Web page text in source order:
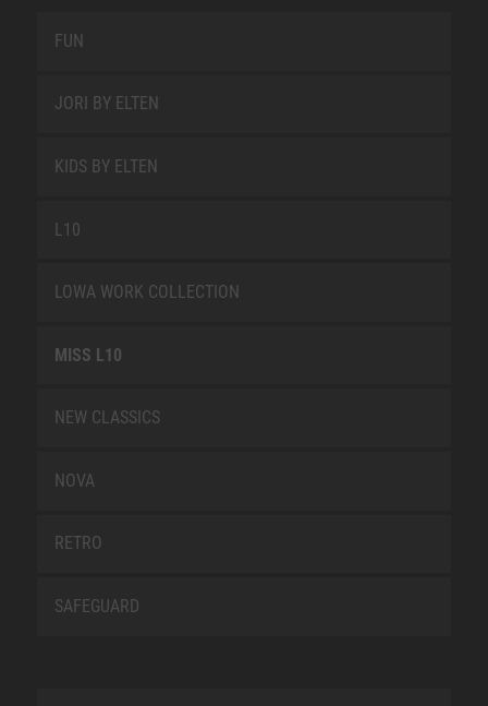
FUN
JORI BY ELTEN
KIDS BY ELTEN
L10
LOWA WORK COLLECTION
MISS L10
NEW CLASSICS
NOVA
RETRO
SAFEGUARD